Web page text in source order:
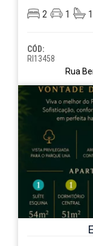
2
1 1
CÓD:
RI13458
Rua